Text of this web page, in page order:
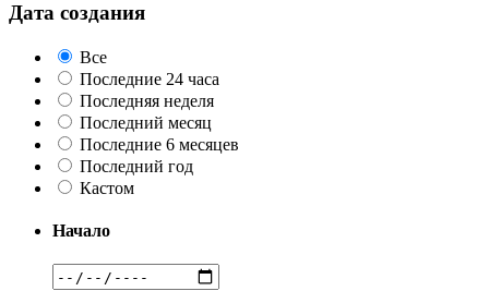
Дата создания
Все
Последние 24 часа
Последняя неделя
Последний месяц
Последние 6 месяцев
Последний год
Кастом
Начало